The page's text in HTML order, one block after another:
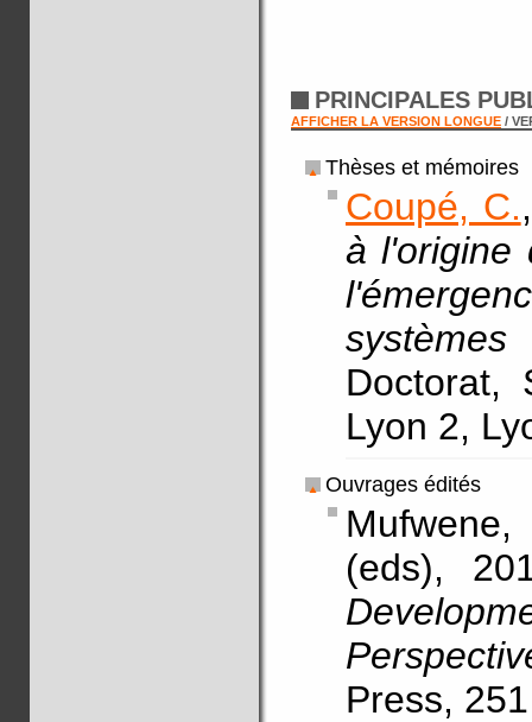
PRINCIPALES
AFFICHER LA VERSION LONGUE /
Thèses et mémoires
Coupé, C.
à l'origine
Doctorat,
Lyon 2,
Ouvrages édités
(eds),
Press,